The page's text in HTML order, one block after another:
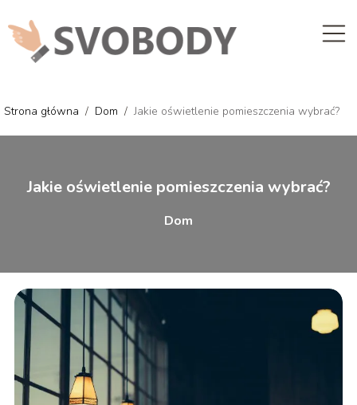
Strona główna / Dom / Jakie oświetlenie pomieszczenia wybrać?
Jakie oświetlenie pomieszczenia wybrać?
Dom